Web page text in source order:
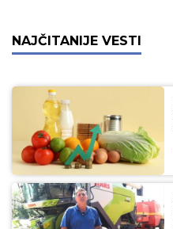
NAJČITANIJE VESTI